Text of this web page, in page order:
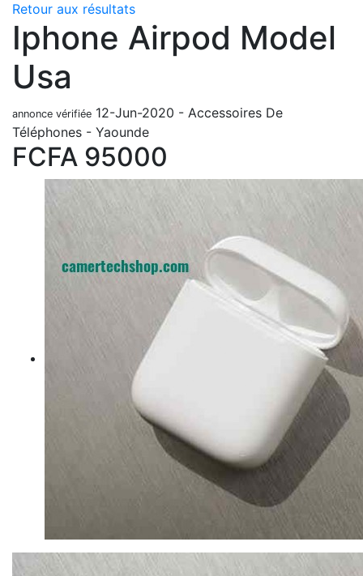
Retour aux résultats
Iphone Airpod Model
Usa
annonce vérifiée 12-Jun-2020 - Accessoires De
Téléphones - Yaounde
FCFA 95000